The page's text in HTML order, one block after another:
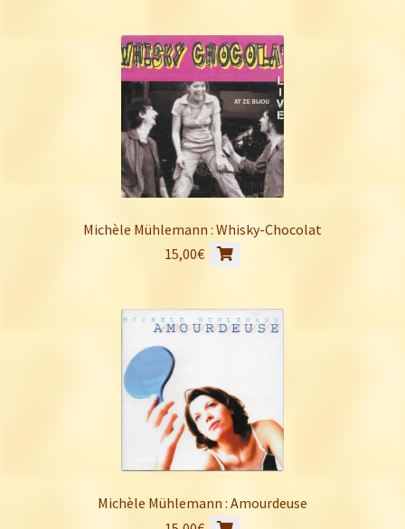
Michèle Mühlemann : Whisky-Chocolat
15,00€
Michèle Mühlemann : Amourdeuse